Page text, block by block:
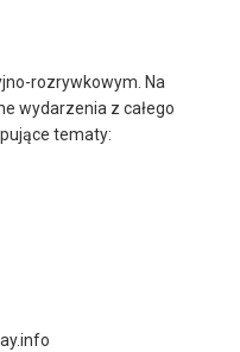
rozrywkowym. Na
wydarzenia z całego
tematy: